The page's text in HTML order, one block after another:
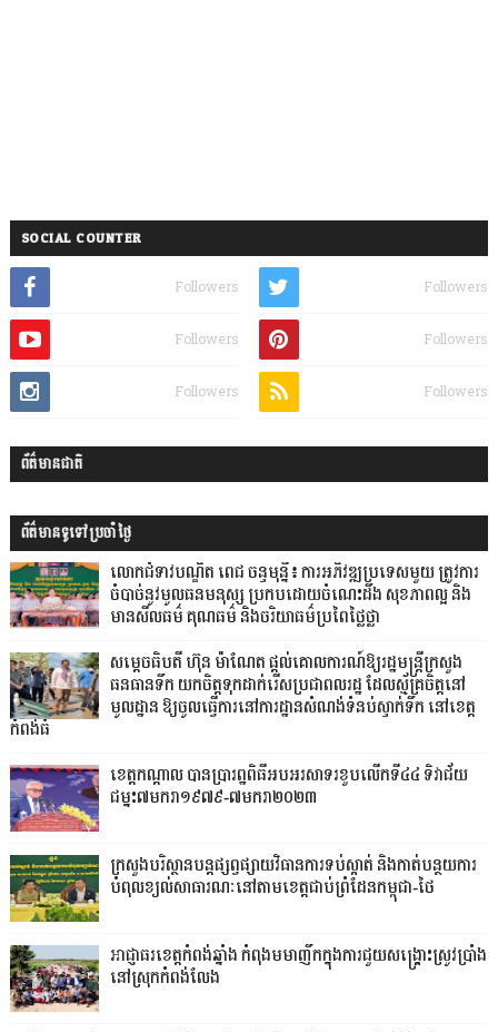
SOCIAL COUNTER
Followers
Followers
Followers Followers
Followers Followers
ព័ត៌មានជាតិ
ព័ត៌មានទូទៅប្រចាំថ្ងៃ
លោកជំទាវបណ្ឌិត ពេជ ចន្ទមុន្នី៖ ការអភិវឌ្ឍប្រទេសមួយ ត្រូវការ
ចំបាច់នូវមូលធនមនុស្ស ប្រកបដោយចំណេះដឹង សុខភាពល្អ និង
មានសីលធម៌ គុណធម៌ និងចរិយាធម៌ប្រពៃថ្លៃថ្លា
សម្តេចធិបតី ហ៊ុន ម៉ាណែត ផ្តល់គោលការណ៍ឱ្យរដ្ឋមន្ត្រីក្រសួង
ធនធានទឹក យកចិត្តទុកដាក់រើសប្រជាពលរដ្ឋ ដែលស្ម័គ្រចិត្តនៅ
មូលដ្ឋាន ឱ្យចូលធ្វើការនៅការដ្ឋានសំណង់ទំនប់ស្ទាក់ទឹក នៅខេត្ត
កំពង់ធំ
ខេត្តកណ្តាល បានប្រារព្ឋពិធីអបអរសាទរខួបលើកទី៤៤ ទិវាជ័យ
ជម្នះ៧មករា១៩៧៩-៧មករា២០២៣
ក្រសួងបរិស្ថានបន្តផ្សព្វផ្សាយវិធានការទប់ស្កាត់ និងកាត់បន្ថយការ
បំពុលខ្យល់សាធារណៈនៅតាមខេត្តជាប់ព្រំដែនកម្ពុជា-ថៃ
អាជ្ញាធរខេត្តកំពង់ឆ្នាំង កំពុងមមាញឹកក្នុងការជួយសង្គ្រោះស្រូវប្រាំង
នៅស្រុកកំពង់លែង